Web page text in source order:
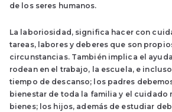
de los seres humanos.
La laboriosidad, significa hacer con
tareas, labores y deberes que son
circunstancias. También implica el
rodean en el trabajo, la escuela, e
tiempo de descanso; los padres
bienestar de toda la familia y el cuidado
bienes; los hijos, además de estudiar